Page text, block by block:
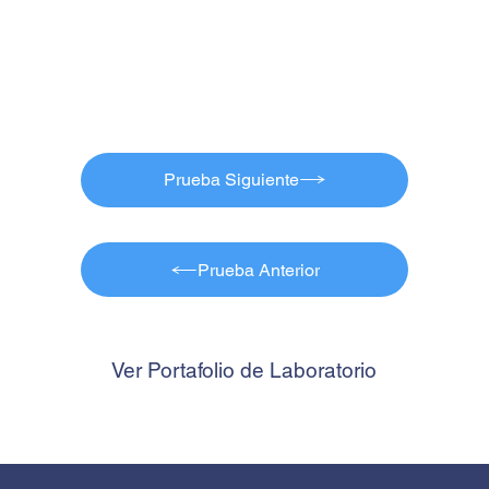
Prueba Anterior
Ver Portafolio de Laboratorio
Prueba Siguiente